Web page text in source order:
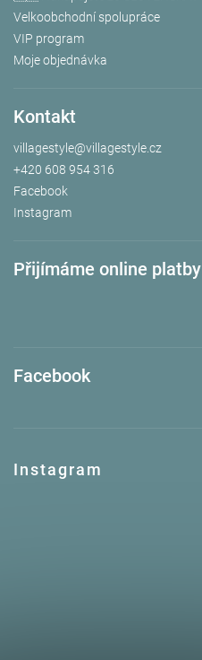
Velkoobchodní spolupráce
VIP program
Moje objednávka
Kontakt
villagestyle@villagestyle.cz
+420 608 954 316
Facebook
Instagram
Přijímáme online platby
Facebook
Instagram